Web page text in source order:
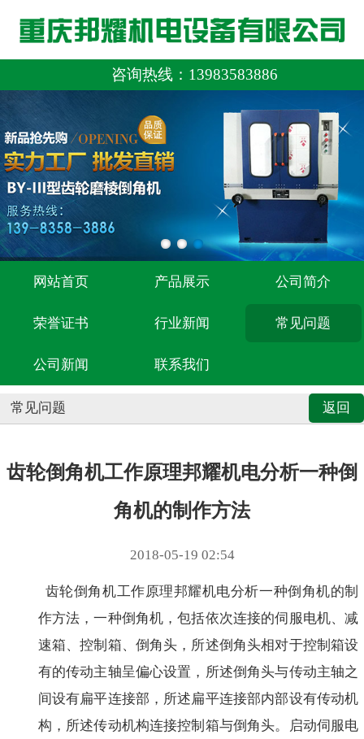
咨询热线： 13983583886
网站首页 产品展示 公司简介
荣誉证书 行业新闻 常见问题
公司新闻 联系我们
返回
常见问题
齿轮倒角机工作原理邦耀机电分析一种倒
角机的制作方法
2018-05-19 02:54
齿轮倒角机工作原理邦耀机电分析一种倒角机的制
作方法，一种倒角机，包括依次连接的伺服电机、减
速箱、控制箱、倒角头，所述倒角头相对于控制箱设
有的传动主轴呈偏心设置，所述倒角头与传动主轴之
间设有扁平连接部，所述扁平连接部内部设有传动机
构，所述传动机构连接控制箱与倒角头。启动伺服电